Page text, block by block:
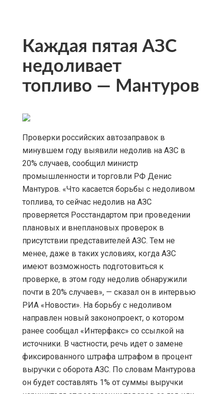
Каждая пятая АЗС
недоливает
топливо — Мантуров
Проверки российских автозаправок в
минувшем году выявили недолив на АЗС в
20% случаев, сообщил министр
промышленности и торговли РФ Денис
Мантуров. «Что касается борьбы с недоливом
топлива, то сейчас недолив на АЗС
проверяется Росстандартом при проведении
плановых и внеплановых проверок в
присутствии представителей АЗС. Тем не
менее, даже в таких условиях, когда АЗС
имеют возможность подготовиться к
проверке, в этом году недолив обнаружили
почти в 20% случаев», — сказал он в интервью
РИА «Новости». На борьбу с недоливом
направлен новый законопроект, о котором
ранее сообщал «Интерфакс» со ссылкой на
источники. В частности, речь идет о замене
фиксированного штрафа штрафом в процент
выручки с оборота АЗС. По словам Мантурова
он будет составлять 1% от суммы выручки